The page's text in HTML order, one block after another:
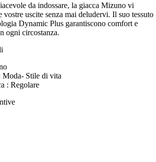
da indossare, la giacca Mizuno vi
vostre uscite senza mai deludervi. Il suo tessuto
Dynamic Plus garantiscono comfort e
ogni circostanza.
Moda- Stile di vita
: Regolare